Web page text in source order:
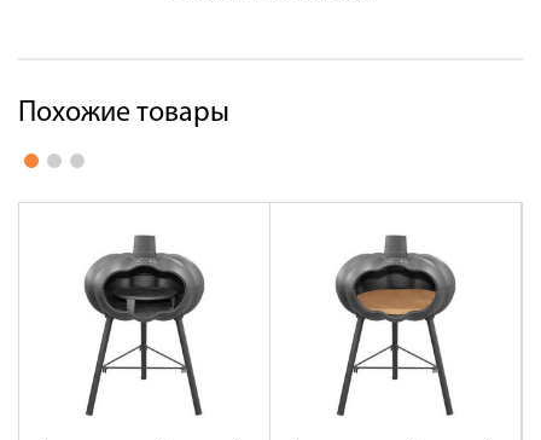
Похожие товары